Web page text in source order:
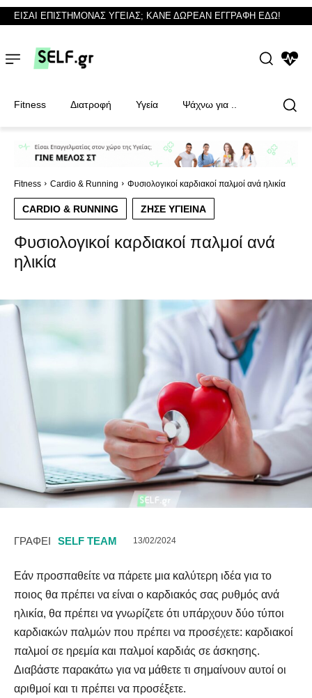
Φυσικοθεραπευτές
Φυσικοθεραπευτές
ΕΙΣΑΙ ΕΠΙΣΤΗΜΟΝΑΣ ΥΓΕΙΑΣ; ΚΑΝΕ ΔΩΡΕΑΝ ΕΓΓΡΑΦΗ ΕΔΩ!
Fitness Διατροφή Υγεία Ψάχνω για ..
Fitness Cardio & Running Φυσιολογικοί καρδιακοί παλμοί ανά ηλικία
CARDIO & RUNNING ΖΉΣΕ ΥΓΙΕΙΝΆ
Φυσιολογικοί καρδιακοί παλμοί ανά
ηλικία
ΓΡΑΦΕΙ SELF TEAM 13/02/2024
Εάν προσπαθείτε να πάρετε μια καλύτερη ιδέα για το
ποιος θα πρέπει να είναι ο καρδιακός σας ρυθμός ανά
ηλικία, θα πρέπει να γνωρίζετε ότι υπάρχουν δύο τύποι
καρδιακών παλμών που πρέπει να προσέχετε: καρδιακοί
παλμοί σε ηρεμία και παλμοί καρδιάς σε άσκησης.
Διαβάστε παρακάτω για να μάθετε τι σημαίνουν αυτοί οι
αριθμοί και τι πρέπει να προσέξετε.